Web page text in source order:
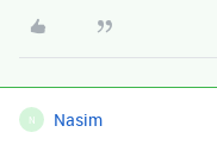
N Nasim